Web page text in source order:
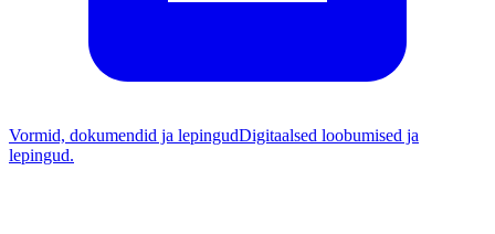
Vormid, dokumendid ja lepingudDigitaalsed loobumised ja
lepingud.